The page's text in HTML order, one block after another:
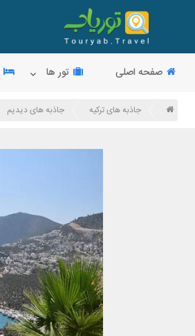
صفحه اصلی تور ها
جاذبه های ترکیه جاذبه های دیدیم